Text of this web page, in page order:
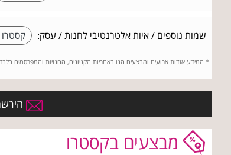
שמות נוספים / איות אלטרנטיבי לחנות / עסק:
* המידע אודות ארועים ומבצעים הנו באחריות הקניונים, החנויות והמפרסמים
מבצעים בקסטרו